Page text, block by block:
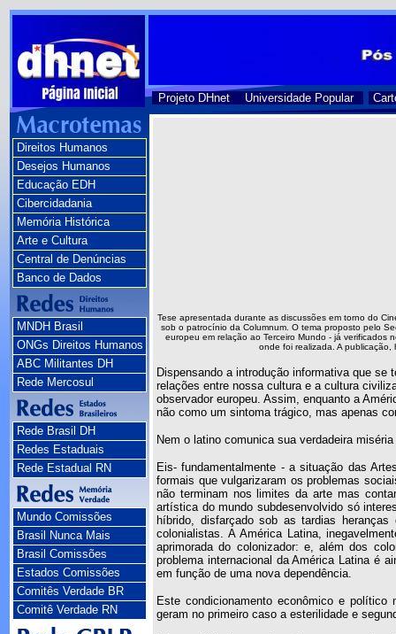
Projeto DHnet Universidade Popular
Direitos Humanos
Desejos Humanos
Educação EDH
Cibercidadania
Memória Histórica
Arte e Cultura
Central de Denúncias
Banco de Dados
MNDH Brasil
ONGs Direitos Humanos
ABC Militantes DH
Rede Mercosul
Rede Brasil DH
Redes Estaduais
Rede Estadual RN
Mundo Comissões
Brasil Nunca Mais
Brasil Comissões
Estados Comissões
Comitês Verdade BR
Comitê Verdade RN
Tese apresentada durante as discussões em torno do
sob o patrocínio da Columnum. O tema proposto pelo
europeu em relação ao Terceiro Mundo - já verificados
onde foi realizada. A
Dispensando a introdução informativa que
relações entre nossa cultura e a cultura
observador europeu. Assim, enquanto a
não como um sintoma trágico, mas apenas
Nem o latino comunica sua verdadeira
Eis- fundamentalmente - a situação das
formais que vulgarizaram os problemas
não terminam nos limites da arte mas
artística do mundo subdesenvolvido só
híbrido, disfarçado sob as tardias
colonialistas. A América Latina,
aprimorada do colonizador: e, além dos
problema internacional da América Latina é
em função de uma nova dependência.
Este condicionamento econômico e
geram no primeiro caso a esterilidade e